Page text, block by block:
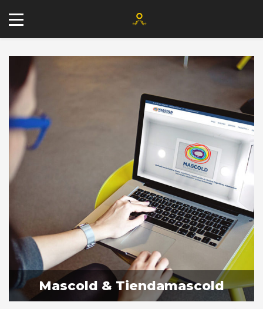
+34 677 802 482
info@agenciayablochkov.com
Romero 22, 41219 Las Pajanosas.
Mascold & Tiendamascold